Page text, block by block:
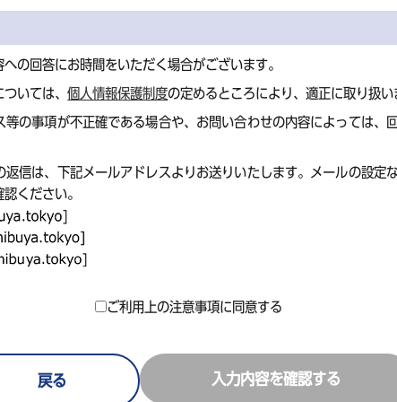
の回答にお時間をいただく場合がございます。
ついては、個人情報保護制度の定めるところにより、適正に取り扱い
等の事項が不正確である場合や、お問い合わせの内容によっては、
返信は、下記メールアドレスよりお送りいたします。メールの設定
ください。
ご利用上の注意事項に同意する